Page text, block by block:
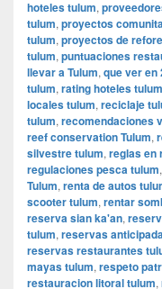
hoteles tulum,
tulum, proyectos
tulum, proyectos de
tulum, puntuaciones
llevar a Tulum, que ver en
tulum, rating hoteles tulum
locales tulum, reciclaje
tulum, recomendaciones
reef conservation Tulum,
silvestre tulum, reglas en
regulaciones pesca tulum,
Tulum, renta de autos
scooter tulum, rentar
reserva sian ka'an,
tulum, reservas
reservas restaurantes
mayas tulum, respeto
restauracion litoral tulum,